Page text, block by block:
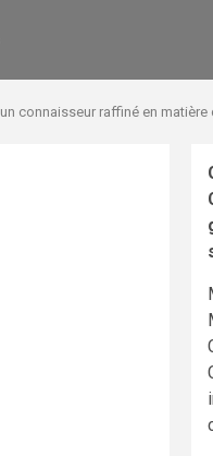
connaisseur raffiné en matière